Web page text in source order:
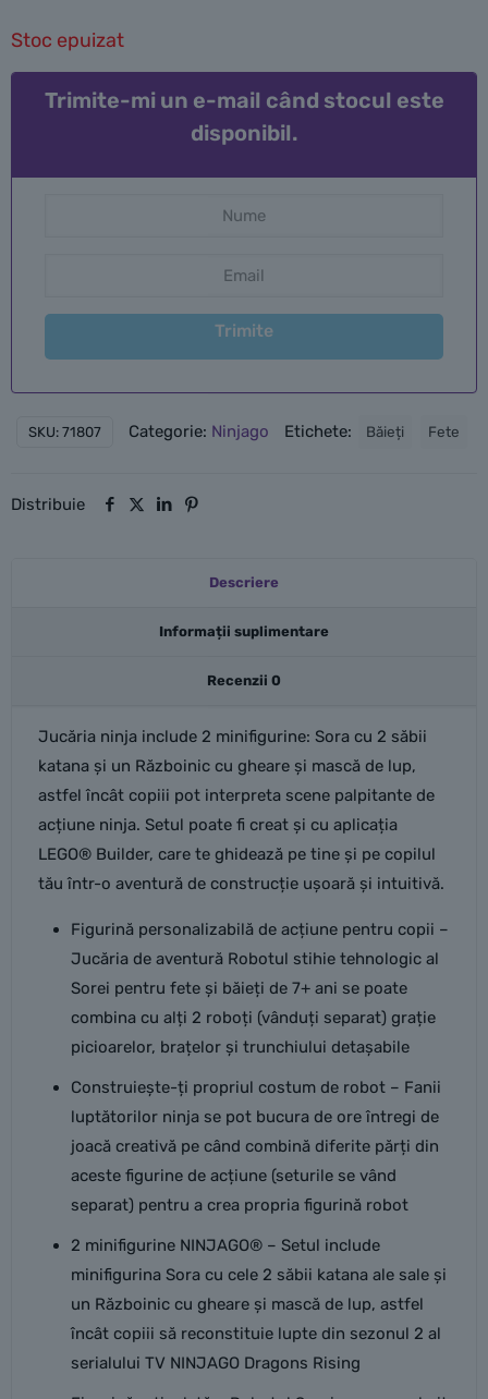
Stoc epuizat
Trimite-mi un e-mail când stocul este
disponibil.
Trimite
SKU: 71807 Categorie: Ninjago Etichete: Băieți Fete
Distribuie
Descriere
Informații suplimentare
Recenzii 0
Jucăria ninja include 2 minifigurine: Sora cu 2 săbii
katana și un Războinic cu gheare și mască de lup,
astfel încât copiii pot interpreta scene palpitante de
acțiune ninja. Setul poate fi creat și cu aplicația
LEGO® Builder, care te ghidează pe tine și pe copilul
tău într-o aventură de construcție ușoară și intuitivă.
Figurină personalizabilă de acțiune pentru copii –
Jucăria de aventură Robotul stihie tehnologic al
Sorei pentru fete și băieți de 7+ ani se poate
combina cu alți 2 roboți (vânduți separat) grație
picioarelor, brațelor și trunchiului detașabile
Construiește-ți propriul costum de robot – Fanii
luptătorilor ninja se pot bucura de ore întregi de
joacă creativă pe când combină diferite părți din
aceste figurine de acțiune (seturile se vând
separat) pentru a crea propria figurină robot
2 minifigurine NINJAGO® – Setul include
minifigurina Sora cu cele 2 săbii katana ale sale și
un Războinic cu gheare și mască de lup, astfel
încât copiii să reconstituie lupte din sezonul 2 al
serialului TV NINJAGO Dragons Rising